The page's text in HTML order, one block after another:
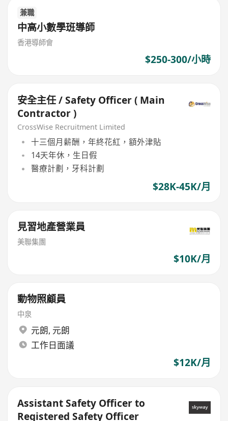
兼職
中高小數學班導師
香港導師會
$250-300/小時
安全主任 / Safety Officer ( Main
Contractor )
CrossWise Recruitment Limited
十三個月薪酬，年終花紅，額外津貼
14天年休，生日假
醫療計劃，牙科計劃
$28K-45K/月
見習地產營業員
美聯集團
$10K/月
動物照顧員
中泉
元朗, 元朗
工作日面議
$12K/月
Assistant Safety Officer to
Registered Safety Officer